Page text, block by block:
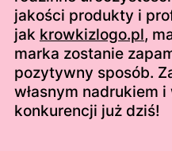
jakości produkty i
jak krowkizlogo.pl,
marka zostanie
pozytywny sposób.
własnym nadrukiem
konkurencji już dziś!